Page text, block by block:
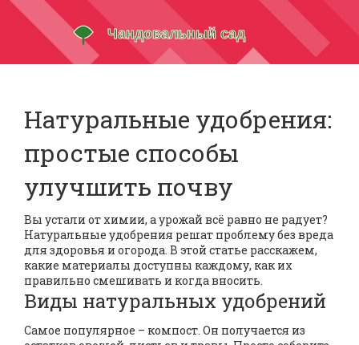
Натуральные удобрения:
простые способы
улучшить почву
Вы устали от химии, а урожай всё равно не радует?
Натуральные удобрения решат проблему без вреда
для здоровья и огорода. В этой статье расскажем,
какие материалы доступны каждому, как их
правильно смешивать и когда вносить.
Виды натуральных удобрений
Самое популярное – компост. Он получается из